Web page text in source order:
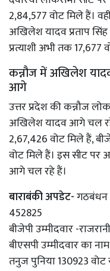
2,84,577 वोट मिले हैं।
अखिलेश यादव प्रताप
प्रत्याशी अभी तक 17,677
कन्नौज में अखिलेश
आगे
उत्तर प्रदेश की कन्नौज
अखिलेश यादव आगे चल
2,67,426 वोट मिले हैं,
वोट मिले हैं। इस सीट
आगे चल रहे हैं।
बाराबंकी अपडेट-गठबंधन
452825
बीजेपी उम्मीदवार -
बीएसपी उम्मीदवार का
तनुज पुनिया 130923